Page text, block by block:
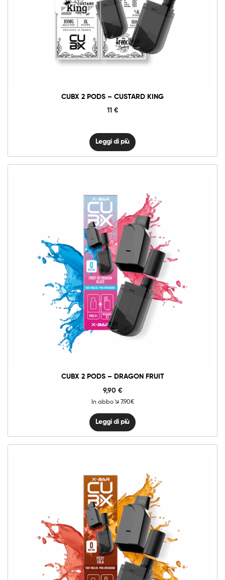
CUBX 2 PODS – CUSTARD KING
11 €
Leggi di più
CUBX 2 PODS – DRAGON FRUIT
9,90 €
In abbo 7.90€
Leggi di più